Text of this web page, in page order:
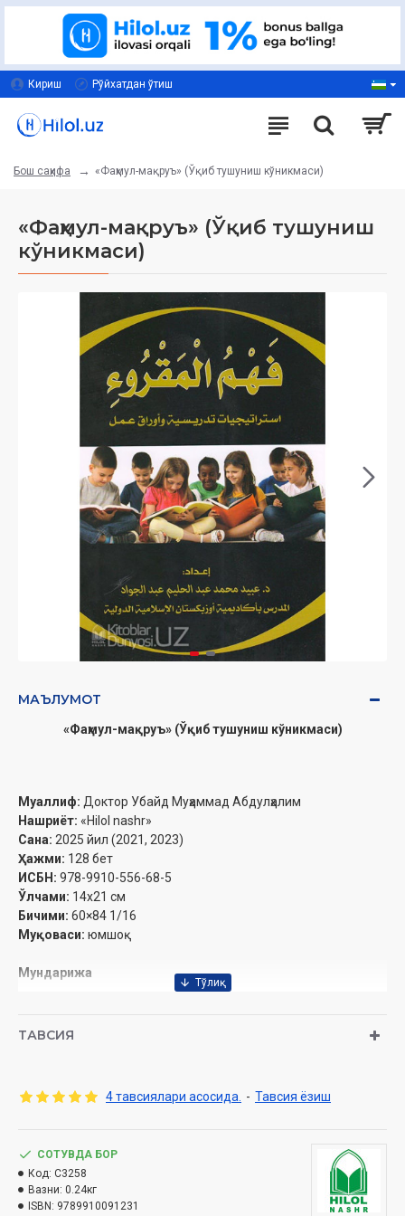
Кириш Рўйхатдан ўтиш
Бош саҳифа «Фаҳмул-мақруъ» (Ўқиб тушуниш кўникмаси)
«Фаҳмул-мақруъ» (Ўқиб тушуниш
кўникмаси)
МАЪЛУМОТ
«Фаҳмул-мақруъ» (Ўқиб тушуниш кўникмаси)
Муаллиф: Доктор Убайд Муҳаммад Абдулҳалим
Нашриёт: «Hilol nashr»
Сана: 2025 йил (2021, 2023)
Ҳажми: 128 бет
ИСБН: 978-9910-556-68-5
Ўлчами: 14x21 см
Бичими: 60×84 1/16
Муқоваси: юмшоқ
Мундарижа
مقدمة
استراتيجيات الفهم القرائي
المبحث الثاني: أوراق عمل
الاستخدام الطويل للحاسوب
صدى الحياة
العادات والممارسات الغذائية
ТАВСИЯ
4 тавсиялари асосида. - Тавсия ёзиш
СОТУВДА БОР
Код: C3258
Вазни: 0.24кг
ISBN: 9789910091231